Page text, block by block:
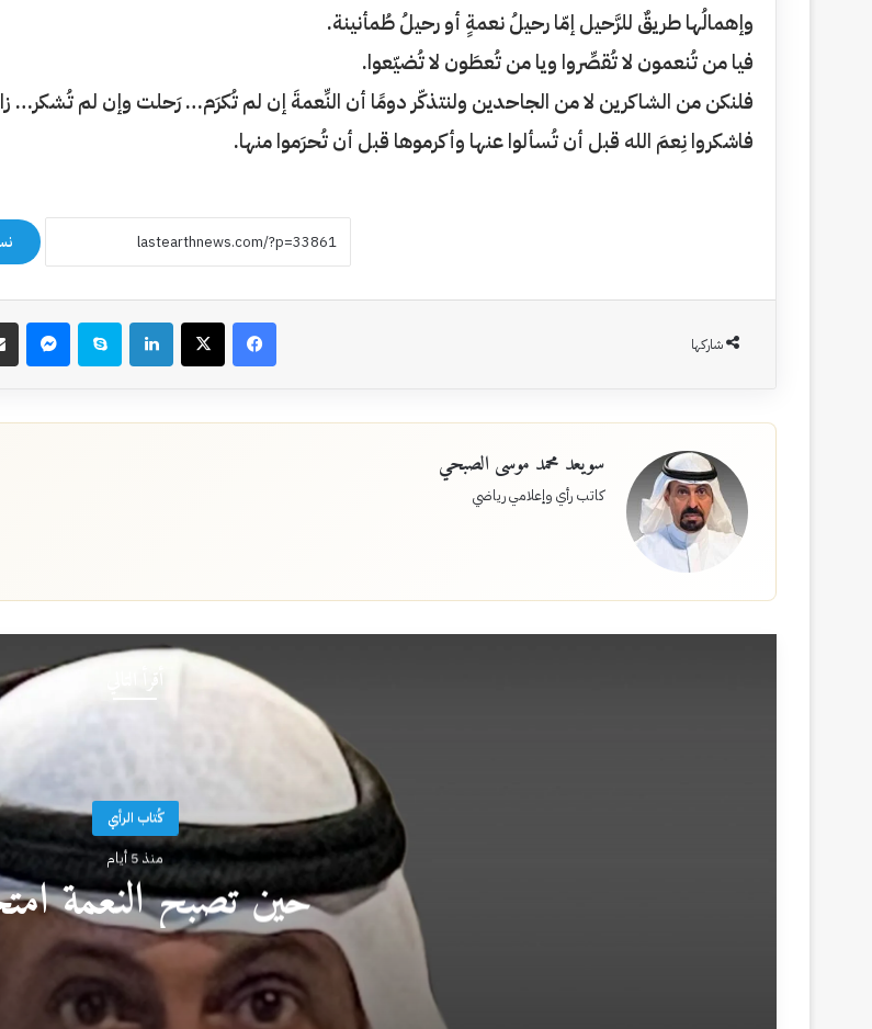
وإهمالُها طريقٌ للرَّحيل إمّا رحيلُ نعمةٍ أو رحيلُ طُمأنينة.
فيا من تُنعمون لا تُقصِّروا ويا من تُعطَون لا تُضيّعوا.
فلنكن من الشاكرين لا من الجاحدين ولنتذكّر دومًا أن النِّعمةَ إن لم تُكرَم… رَحلت وإن لم تُشكر…
فاشكروا نِعمَ الله قبل أن تُسألوا عنها وأكرموها قبل أن تُحرَموا منها.
شاركها
فيسبوك‫X لينكدإن سكايب
سويعد محمد موسى الصبحي
كاتب رأي وإعلامي رياضي
أقرأ التالي
كُتاب الرأي
منذ 5 أيام
حين تصبح النعمة